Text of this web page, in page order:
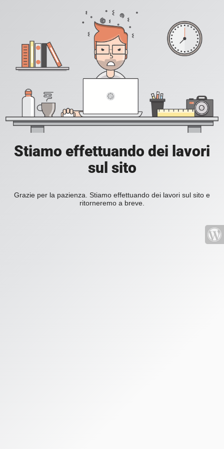
Stiamo effettuando dei lavori
sul sito
Grazie per la pazienza. Stiamo effettuando dei lavori sul sito e
ritorneremo a breve.